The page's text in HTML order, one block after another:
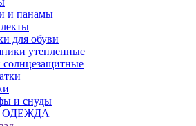
и панамы
для обуви
утепленные
и снуды
ОДЕЖДА